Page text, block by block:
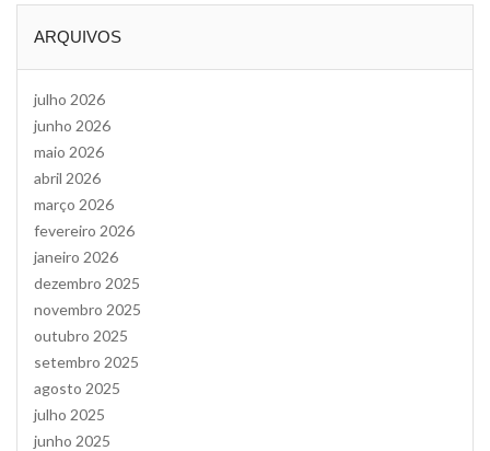
ARQUIVOS
julho 2026
junho 2026
maio 2026
abril 2026
março 2026
fevereiro 2026
janeiro 2026
dezembro 2025
novembro 2025
outubro 2025
setembro 2025
agosto 2025
julho 2025
junho 2025